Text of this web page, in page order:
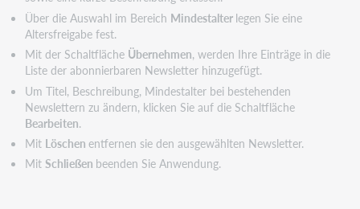
Über die Auswahl im Bereich Mindestalter legen Sie eine
Altersfreigabe fest.
Mit der Schaltfläche Übernehmen, werden Ihre Einträge in die
Liste der abonnierbaren Newsletter hinzugefügt.
Um Titel, Beschreibung, Mindestalter bei bestehenden
Newslettern zu ändern, klicken Sie auf die Schaltfläche
Bearbeiten.
Mit Löschen entfernen sie den ausgewählten Newsletter.
Mit Schließen beenden Sie Anwendung.